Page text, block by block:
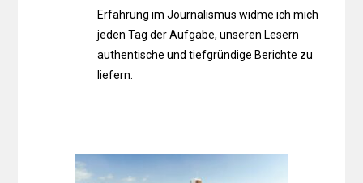
Erfahrung im Journalismus widme ich mich
jeden Tag der Aufgabe, unseren Lesern
authentische und tiefgründige Berichte zu
liefern.